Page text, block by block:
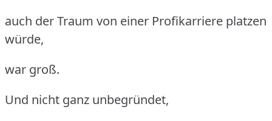
auch der Traum von einer Profikarriere platzen
würde,
war groß.
Und nicht ganz unbegründet,